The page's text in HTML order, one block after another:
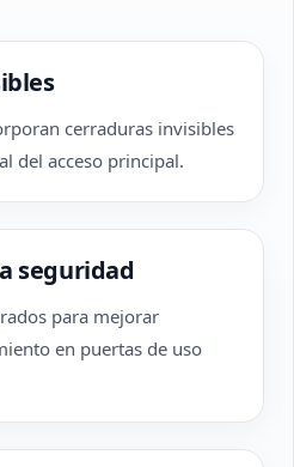
cerraduras invisibles
del acceso principal.
seguridad
para mejorar
en puertas de uso